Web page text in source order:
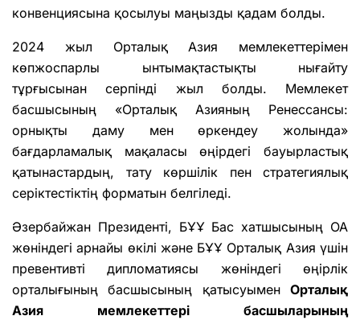
конвенциясына қосылуы маңызды қадам болды.
2024 жыл Орталық Азия мемлекеттерімен
көпжоспарлы ынтымақтастықты нығайту
тұрғысынан серпінді жыл болды. Мемлекет
басшысының «Орталық Азияның Ренессансы:
орнықты даму мен өркендеу жолында»
бағдарламалық мақаласы өңірдегі бауырластық
қатынастардың, тату көршілік пен стратегиялық
серіктестіктің форматын белгіледі.
Әзербайжан Президенті, БҰҰ Бас хатшысының ОА
жөніндегі арнайы өкілі және БҰҰ Орталық Азия үшін
превентивті дипломатиясы жөніндегі өңірлік
орталығының басшысының қатысуымен Орталық
Азия мемлекеттері басшыларының